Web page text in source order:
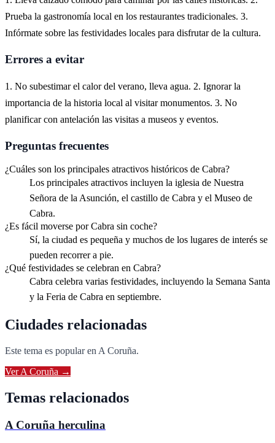
Prueba la gastronomía local en los restaurantes tradicionales. 3.
Infórmate sobre las festividades locales para disfrutar de la cultura.
Errores a evitar
1. No subestimar el calor del verano, lleva agua. 2. Ignorar la
importancia de la historia local al visitar monumentos. 3. No
planificar con antelación las visitas a museos y eventos.
Preguntas frecuentes
¿Cuáles son los principales atractivos históricos de Cabra?
Los principales atractivos incluyen la iglesia de Nuestra
Señora de la Asunción, el castillo de Cabra y el Museo de
Cabra.
¿Es fácil moverse por Cabra sin coche?
Sí, la ciudad es pequeña y muchos de los lugares de interés se
pueden recorrer a pie.
¿Qué festividades se celebran en Cabra?
Cabra celebra varias festividades, incluyendo la Semana Santa
y la Feria de Cabra en septiembre.
Ciudades relacionadas
Este tema es popular en A Coruña.
VerA Coruña →
Temas relacionados
A Coruña herculina